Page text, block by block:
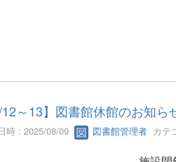
～13】図書館休館のお知ら
時 : 2025/08/09 図書館管理者カテ